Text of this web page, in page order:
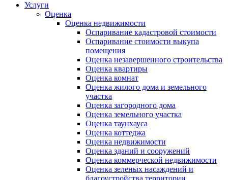
Услуги
Оценка
Оценка недвижимости
Оспаривание кадастровой стоимости
Оспаривание стоимости выкупа
помещения
Оценка незавершенного строительства
Оценка квартиры
Оценка комнат
Оценка жилого дома и земельного
участка
Оценка загородного дома
Оценка земельного участка
Оценка таунхауса
Оценка коттеджа
Оценка недвижимости
Оценка зданий и сооружений
Оценка коммерческой недвижимости
Оценка зеленых насаждений и